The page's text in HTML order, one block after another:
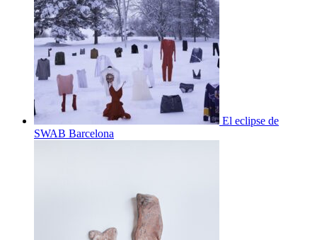
El eclipse de
SWAB Barcelona